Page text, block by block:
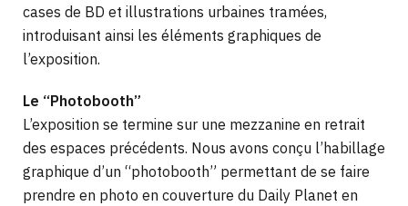
cases de BD et illustrations urbaines tramées,
introduisant ainsi les éléments graphiques de
l’exposition.
Le “Photobooth”
L’exposition se termine sur une mezzanine en retrait
des espaces précédents. Nous avons conçu l’habillage
graphique d’un “photobooth” permettant de se faire
prendre en photo en couverture du Daily Planet en